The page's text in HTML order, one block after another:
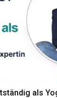
als